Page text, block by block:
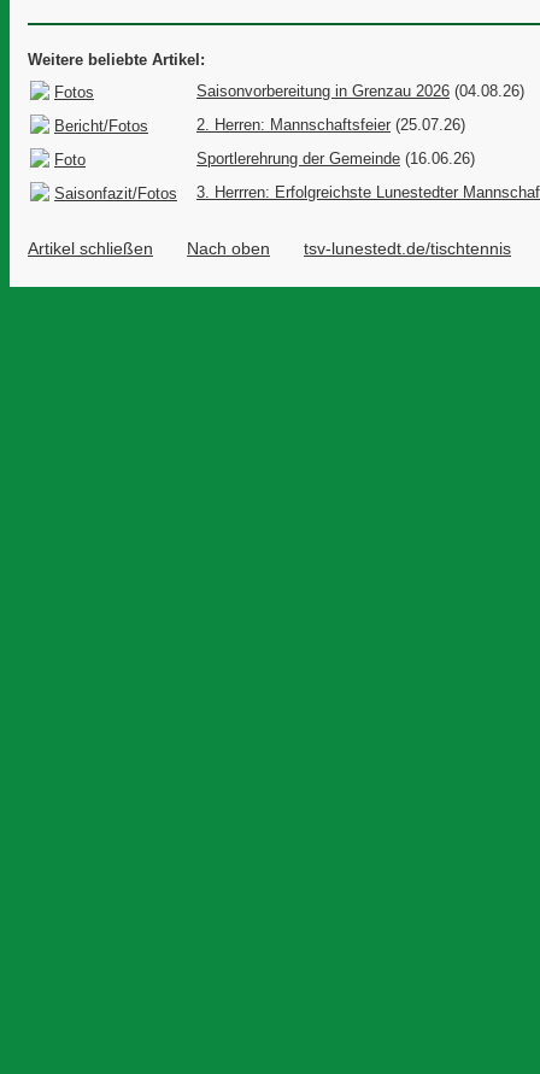
Weitere beliebte Artikel:
Fotos
Saisonvorbereitung in Grenzau 2026 (04.08.26)
Bericht/Fotos
2. Herren: Mannschaftsfeier (25.07.26)
Foto
Sportlerehrung der Gemeinde (16.06.26)
Saisonfazit/Fotos
3. Herrren: Erfolgreichste Lunestedter
Artikel schließen Nach oben tsv-lunestedt.de/tischtennis